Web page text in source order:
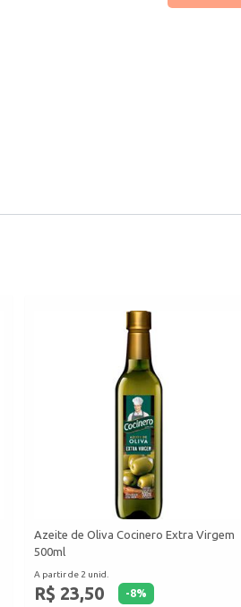
Azeite de Oliva Cocinero Extra Virgem
500ml
A partir de 2 unid.
R$ 23,50 -8%